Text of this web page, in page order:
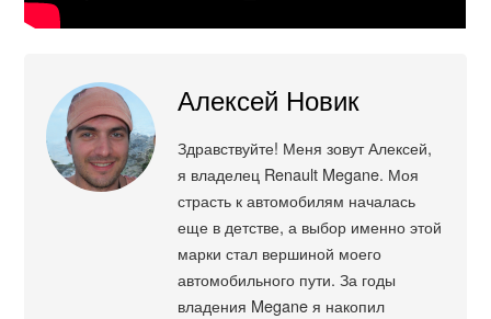
Алексей Новик
Здравствуйте! Меня зовут Алексей,
я владелец Renault Megane. Моя
страсть к автомобилям началась
еще в детстве, а выбор именно этой
марки стал вершиной моего
автомобильного пути. За годы
владения Megane я накопил